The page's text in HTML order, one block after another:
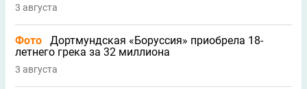
3 августа
Фото
Дортмундская «Боруссия» приобрела 18-
летнего грека за 32 миллиона
3 августа